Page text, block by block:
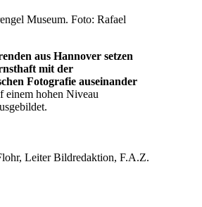
Museum. Foto: Rafael
aus Hannover setzen
mit der
Fotografie auseinander
einem hohen Niveau
Leiter Bildredaktion, F.A.Z.